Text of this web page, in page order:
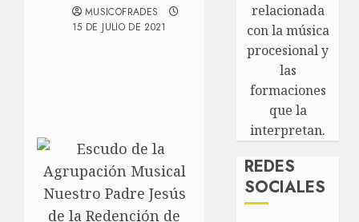
MUSICOFRADES
15 DE JULIO DE 2021
relacionada
con la música
procesional y
las
formaciones
que la
interpretan.
REDES
SOCIALES